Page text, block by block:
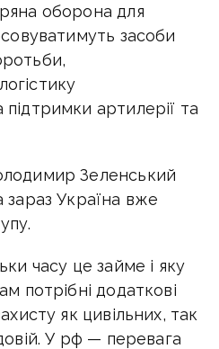
оборона для
засоби
артилерії та
Зеленський
Україна вже
часу це займе і яку
потрібні додаткові
як цивільних, так
У рф — перевага